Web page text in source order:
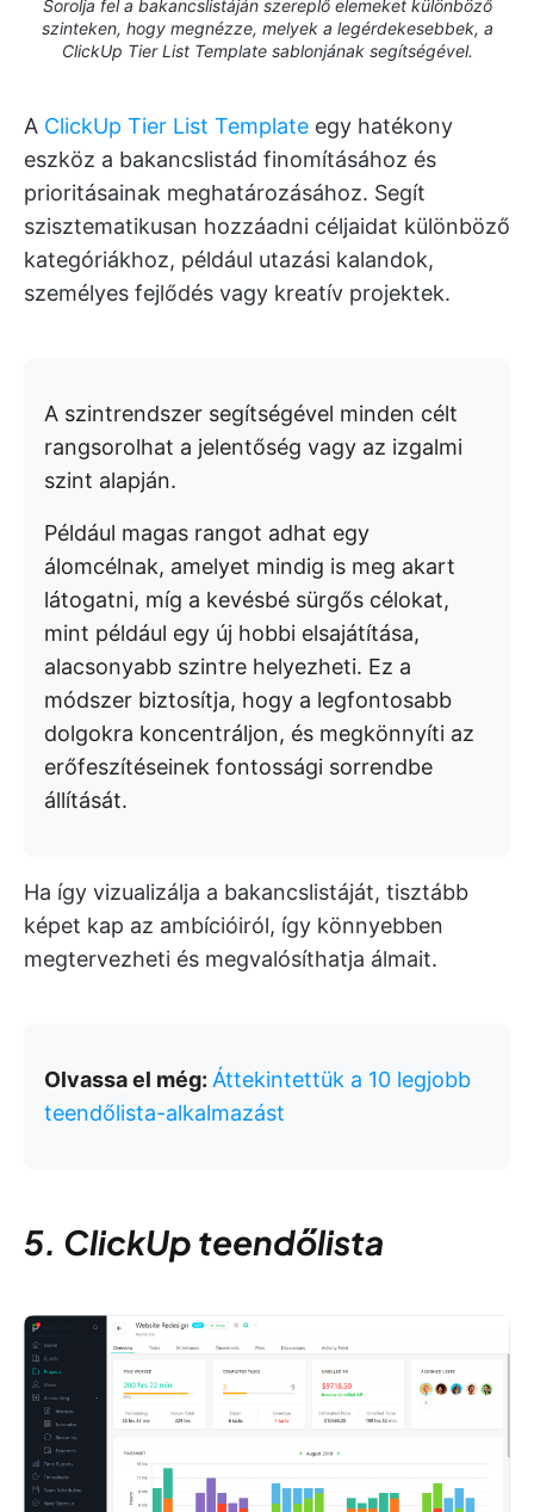
Sorolja fel a bakancslistáján szereplő elemeket különböző
szinteken, hogy megnézze, melyek a legérdekesebbek, a
ClickUp Tier List Template sablonjának segítségével.
A ClickUp Tier List Template egy hatékony
eszköz a bakancslistád finomításához és
prioritásainak meghatározásához. Segít
szisztematikusan hozzáadni céljaidat különböző
kategóriákhoz, például utazási kalandok,
személyes fejlődés vagy kreatív projektek.
A szintrendszer segítségével minden célt
rangsorolhat a jelentőség vagy az izgalmi
szint alapján.
Például magas rangot adhat egy
álomcélnak, amelyet mindig is meg akart
látogatni, míg a kevésbé sürgős célokat,
mint például egy új hobbi elsajátítása,
alacsonyabb szintre helyezheti. Ez a
módszer biztosítja, hogy a legfontosabb
dolgokra koncentráljon, és megkönnyíti az
erőfeszítéseinek fontossági sorrendbe
állítását.
Ha így vizualizálja a bakancslistáját, tisztább
képet kap az ambícióiról, így könnyebben
megtervezheti és megvalósíthatja álmait.
Olvassa el még: Áttekintettük a 10 legjobb
teendőlista-alkalmazást
5. ClickUp teendőlista